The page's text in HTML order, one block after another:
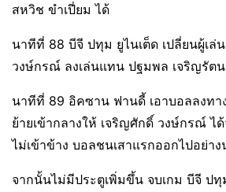
สหวิช ขําเปี่ยม ได้
นาทีที่ 88 บีจี ปทุม ยูไนเต็ด เปลี่ยนผู้เล่
วงษ์กรณ์ ลงเล่นแทน ปฐมพล เจริญรัต
นาทีที่ 89 อิคซาน ฟานดี้ เอาบอลลงทา
ย้ายเข้ากลางให้ เจริญศักดิ์ วงษ์กรณ์ ไ
ไม่เข้าข้าง บอลชนเสาแรกออกไปอย่าง
จากนั้นไม่มีประตูเพิ่มขึ้น จบเกม บีจี ปทุ